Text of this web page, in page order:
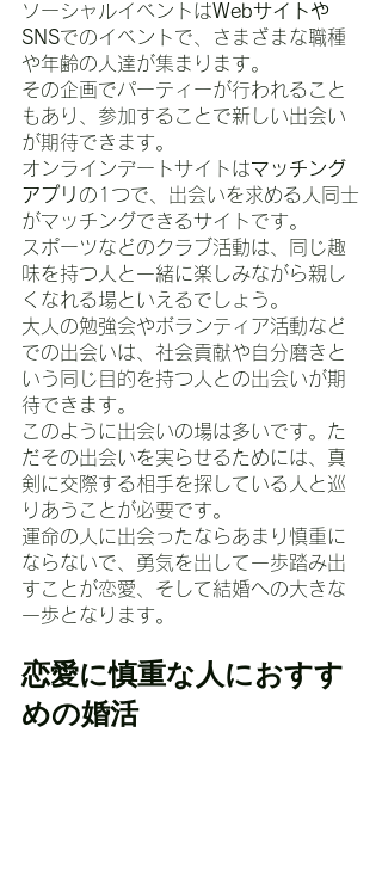
ソーシャルイベントはWebサイトや
SNSでのイベントで、さまざまな職種
や年齢の人達が集まります。
その企画でパーティーが行われること
もあり、参加することで新しい出会い
が期待できます。
オンラインデートサイトはマッチング
アプリ の1つで、出会いを求める人同士
がマッチングできるサイトです。
スポーツなどのクラブ活動は、同じ趣
味を持つ人と一緒に楽しみながら親し
くなれる場といえるでしょう。
大人の勉強会やボランティア活動など
での出会いは、社会貢献や自分磨きと
いう同じ目的を持つ人との出会いが期
待できます。
このように出会いの場は多いです。た
だその出会いを実らせるためには、真
剣に交際する相手を探している人と巡
りあうことが必要です。
運命の人に出会ったならあまり慎重に
ならないで、勇気を出して一歩踏み出
すことが恋愛、そして結婚への大きな
一歩となります。
恋愛に慎重な人におすす
めの婚活